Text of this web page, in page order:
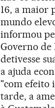
16, a maior
mundo
informou
Governo de
detivesse
a ajuda
"com efeito
tarde, a